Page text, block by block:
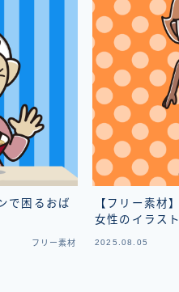
で困るおば
フリー素材
【フリー素材
女性のイラスト
2025.08.05